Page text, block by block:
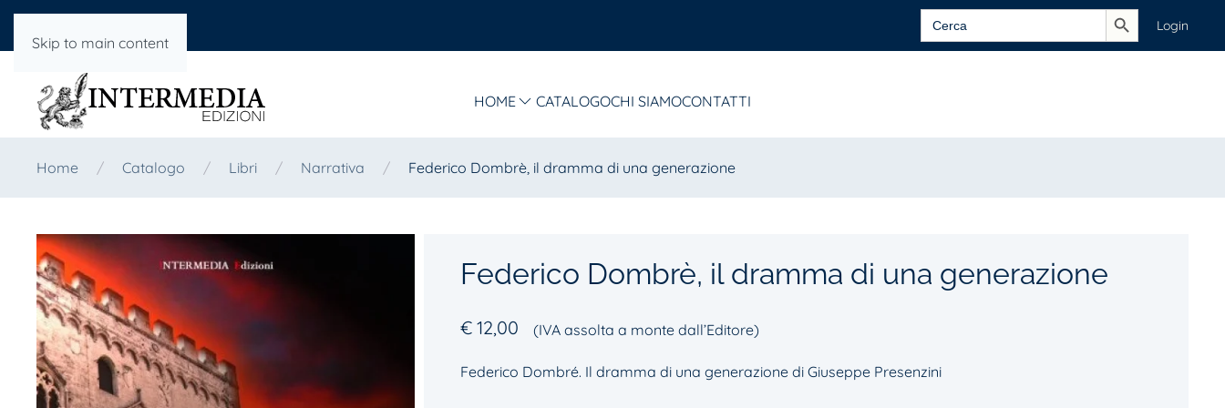
Skip to main content
Search
for:
Search Button
Login
HOME CATALOGOCHI SIAMOCONTATTI
Home Catalogo Libri Narrativa Federico Dombrè, il dramma di una generazione
Federico Dombrè, il dramma di una generazione
€12,00 (IVA assolta a monte dall’Editore)
Federico Dombré. Il dramma di una generazione di Giuseppe Presenzini